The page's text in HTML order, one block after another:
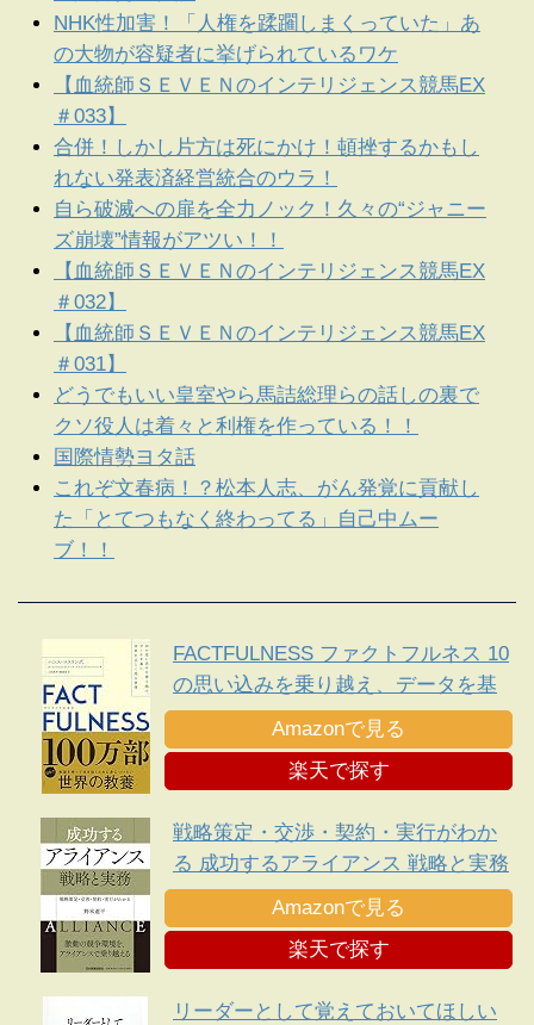
NHK性加害！「人権を蹂躙しまくっていた」あ
の大物が容疑者に挙げられているワケ
【血統師ＳＥＶＥＮのインテリジェンス競馬EX
＃033】
合併！しかし片方は死にかけ！頓挫するかもし
れない発表済経営統合のウラ！
自ら破滅への扉を全力ノック！久々の“ジャニー
ズ崩壊”情報がアツい！！
【血統師ＳＥＶＥＮのインテリジェンス競馬EX
＃032】
【血統師ＳＥＶＥＮのインテリジェンス競馬EX
＃031】
どうでもいい皇室やら馬詰総理らの話しの裏で
クソ役人は着々と利権を作っている！！
国際情勢ヨタ話
これぞ文春病！？松本人志、がん発覚に貢献し
た「とてつもなく終わってる」自己中ムー
ブ！！
FACTFULNESS ファクトフルネス 10
の思い込みを乗り越え、データを基
に世界を正しく見る習慣
Amazonで見る
楽天で探す
戦略策定・交渉・契約・実行がわか
る 成功するアライアンス 戦略と実務
Amazonで見る
楽天で探す
リーダーとして覚えておいてほしい